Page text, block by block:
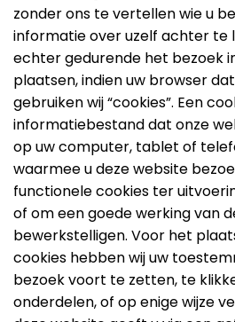
zonder ons te vertellen wie u
informatie over uzelf achter te
echter gedurende het bezoek
plaatsen, indien uw browser
gebruiken wij “cookies”. Een
informatiebestand dat onze
op uw computer, tablet of
waarmee u deze website
functionele cookies ter
of om een goede werking van
bewerkstelligen. Voor het
cookies hebben wij uw
bezoek voort te zetten, te
onderdelen, of op enige wijze